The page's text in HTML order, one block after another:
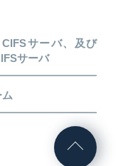
サーバ、及び
サーバ